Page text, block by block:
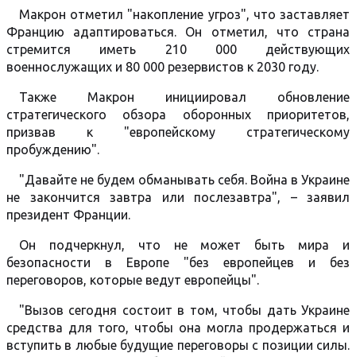
Макрон отметил "накопление угроз", что заставляет
Францию ​​адаптироваться. Он отметил, что страна
стремится иметь 210 000 действующих
военнослужащих и 80 000 резервистов к 2030 году.
Также Макрон инициировал обновление
стратегического обзора оборонных приоритетов,
призвав к "европейскому стратегическому
пробуждению".
"Давайте не будем обманывать себя. Война в Украине
не закончится завтра или послезавтра", – заявил
президент Франции.
Он подчеркнул, что не может быть мира и
безопасности в Европе "без европейцев и без
переговоров, которые ведут европейцы".
"Вызов сегодня состоит в том, чтобы дать Украине
средства для того, чтобы она могла продержаться и
вступить в любые будущие переговоры с позиции силы.